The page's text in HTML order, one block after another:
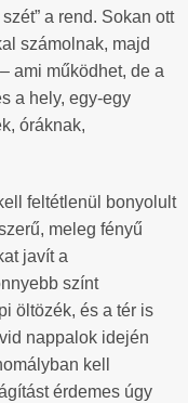
a rend. Sokan ott
számolnak, majd
ami működhet, de a
a hely, egy-egy
óráknak,
feltétlenül bonyolult
meleg fényű
javít a
színt
öltözék, és a tér is
nappalok idején
kell
érdemes úgy